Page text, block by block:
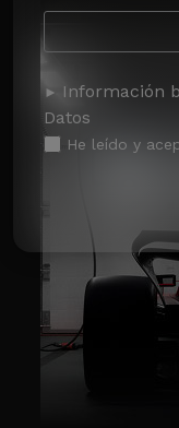
Información
Datos
He leído y